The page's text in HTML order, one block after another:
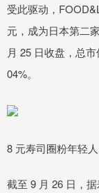
受此驱动，
元，成为日本第二
月 25 日收盘，总
04%。
8 元寿司圈粉年轻
截至 9 月 26 日，